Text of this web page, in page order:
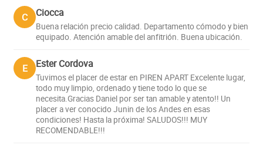
C Ciocca
Buena relación precio calidad. Departamento cómodo y bien
equipado. Atención amable del anfitrión. Buena ubicación.
E Ester Cordova
Tuvimos el placer de estar en PIREN APART Excelente lugar,
todo muy limpio, ordenado y tiene todo lo que se
necesita.Gracias Daniel por ser tan amable y atento!! Un
placer a ver conocido Junin de los Andes en esas
condiciones! Hasta la próxima! SALUDOS!!! MUY
RECOMENDABLE!!!